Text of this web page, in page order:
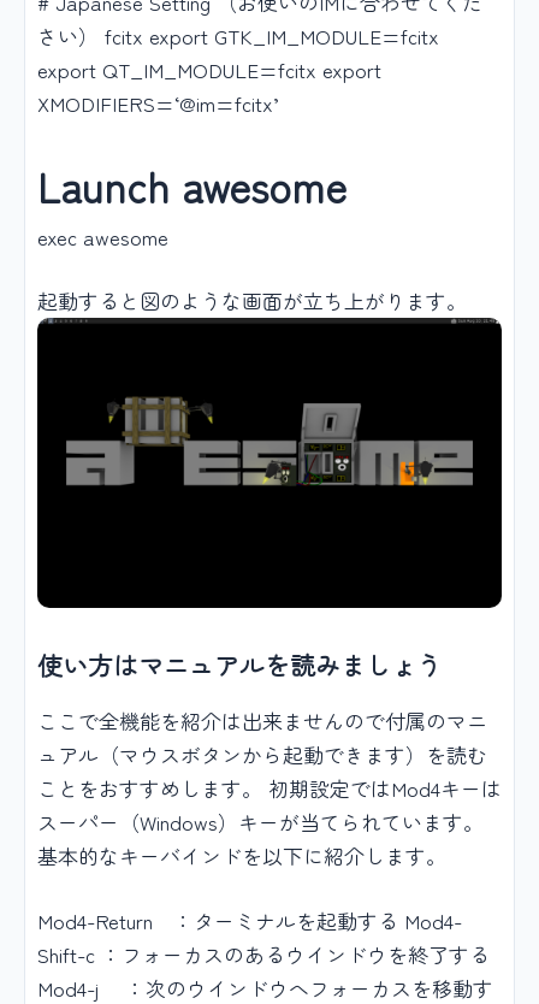
さい） fcitx export GTK_IM_MODULE=fcitx
export QT_IM_MODULE=fcitx export
XMODIFIERS=‘@im=fcitx’
Launch awesome
exec awesome
起動すると図のような画面が立ち上がります。
使い方はマニュアルを読みましょう
ここで全機能を紹介は出来ませんので付属のマニ
ュアル（マウスボタンから起動できます）を読む
ことをおすすめします。 初期設定ではMod4キーは
スーパー（Windows）キーが当てられています。
基本的なキーバインドを以下に紹介します。
Mod4-Return ：ターミナルを起動する Mod4-
Shift-c ：フォーカスのあるウインドウを終了する
Mod4-j ：次のウインドウへフォーカスを移動す